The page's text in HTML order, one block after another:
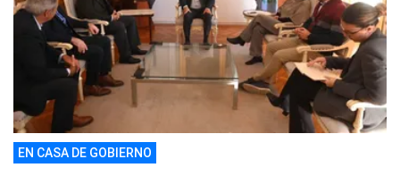
EN CASA DE GOBIERNO